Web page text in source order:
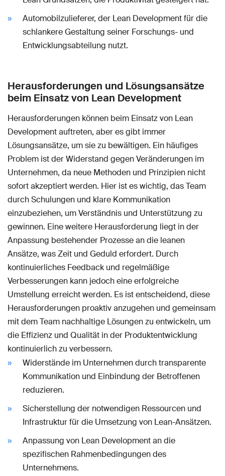
Automobilzulieferer, der Lean Development für die
schlankere Gestaltung seiner Forschungs- und
Entwicklungsabteilung nutzt.
Herausforderungen und Lösungsansätze
beim Einsatz von Lean Development
Herausforderungen können beim Einsatz von Lean
Development auftreten, aber es gibt immer
Lösungsansätze, um sie zu bewältigen. Ein häufiges
Problem ist der Widerstand gegen Veränderungen im
Unternehmen, da neue Methoden und Prinzipien nicht
sofort akzeptiert werden. Hier ist es wichtig, das Team
durch Schulungen und klare Kommunikation
einzubeziehen, um Verständnis und Unterstützung zu
gewinnen. Eine weitere Herausforderung liegt in der
Anpassung bestehender Prozesse an die leanen
Ansätze, was Zeit und Geduld erfordert. Durch
kontinuierliches Feedback und regelmäßige
Verbesserungen kann jedoch eine erfolgreiche
Umstellung erreicht werden. Es ist entscheidend, diese
Herausforderungen proaktiv anzugehen und gemeinsam
mit dem Team nachhaltige Lösungen zu entwickeln, um
die Effizienz und Qualität in der Produktentwicklung
kontinuierlich zu verbessern.
Widerstände im Unternehmen durch transparente
Kommunikation und Einbindung der Betroffenen
reduzieren.
Sicherstellung der notwendigen Ressourcen und
Infrastruktur für die Umsetzung von Lean-Ansätzen.
Anpassung von Lean Development an die
spezifischen Rahmenbedingungen des
Unternehmens.